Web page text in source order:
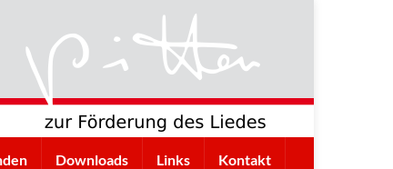
Downloads Links Kontakt